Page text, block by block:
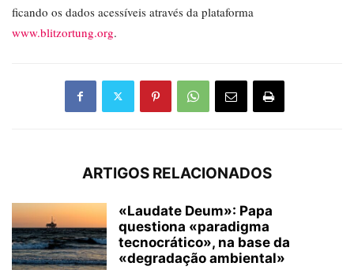
ficando os dados acessíveis através da plataforma
www.blitzortung.org.
ARTIGOS RELACIONADOS
«Laudate Deum»: Papa
questiona «paradigma
tecnocrático», na base da
«degradação ambiental»